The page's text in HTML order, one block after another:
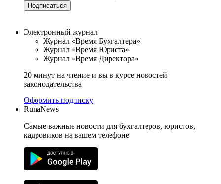
Подписаться
Электронный журнал
Журнал «Время Бухгалтера»
Журнал «Время Юриста»
Журнал «Время Директора»
20 минут на чтение и вы в курсе новостей
законодательства
Оформить подписку
RunaNews
Самые важные новости для бухгалтеров, юристов,
кадровиков на вашем телефоне